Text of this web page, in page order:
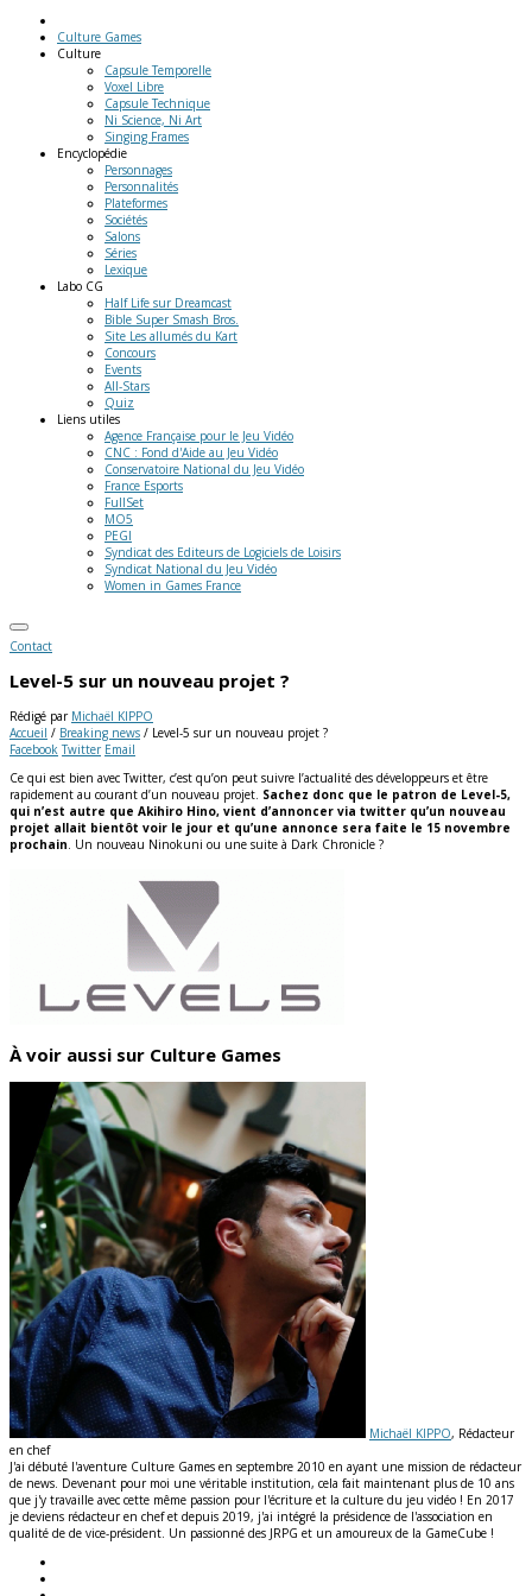
Culture Games
Culture
Capsule Temporelle
Voxel Libre
Capsule Technique
Ni Science, Ni Art
Singing Frames
Encyclopédie
Personnages
Personnalités
Plateformes
Sociétés
Salons
Séries
Lexique
Labo CG
Half Life sur Dreamcast
Bible Super Smash Bros.
Site Les allumés du Kart
Concours
Events
All-Stars
Quiz
Liens utiles
Agence Française pour le Jeu Vidéo
CNC : Fond d'Aide au Jeu Vidéo
Conservatoire National du Jeu Vidéo
France Esports
FullSet
MO5
PEGI
Syndicat des Editeurs de Logiciels de Loisirs
Syndicat National du Jeu Vidéo
Women in Games France
Contact
Level-5 sur un nouveau projet ?
Rédigé par Michaël KIPPO
Accueil / Breaking news / Level-5 sur un nouveau projet ?
Facebook Twitter Email
Ce qui est bien avec Twitter, c’est qu’on peut suivre l’actualité des développeurs et être
rapidement au courant d’un nouveau projet. Sachez donc que le patron de Level-5,
qui n’est autre que Akihiro Hino, vient d’annoncer via twitter qu’un nouveau
projet allait bientôt voir le jour et qu’une annonce sera faite le 15 novembre
prochain. Un nouveau Ninokuni ou une suite à Dark Chronicle ?
À voir aussi sur Culture Games
Michaël KIPPO, Rédacteur
en chef
J'ai débuté l'aventure Culture Games en septembre 2010 en ayant une mission de rédacteur
de news. Devenant pour moi une véritable institution, cela fait maintenant plus de 10 ans
que j'y travaille avec cette même passion pour l'écriture et la culture du jeu vidéo ! En 2017
je deviens rédacteur en chef et depuis 2019, j'ai intégré la présidence de l'association en
qualité de de vice-président. Un passionné des JRPG et un amoureux de la GameCube !